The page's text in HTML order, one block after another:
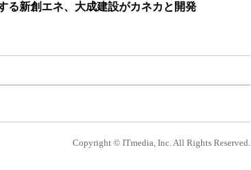
る新創エネ、大成建設がカネカと開発
Copyright © ITmedia, Inc. All Rights Reserved.